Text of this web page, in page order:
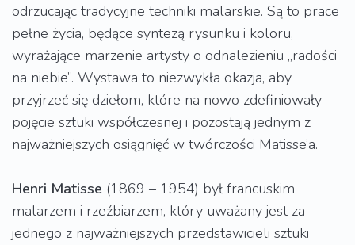
odrzucając tradycyjne techniki malarskie. Są to prace
pełne życia, będące syntezą rysunku i koloru,
wyrażające marzenie artysty o odnalezieniu „radości
na niebie”. Wystawa to niezwykła okazja, aby
przyjrzeć się dziełom, które na nowo zdefiniowały
pojęcie sztuki współczesnej i pozostają jednym z
najważniejszych osiągnięć w twórczości Matisse’a.
Henri Matisse (1869 – 1954) był francuskim
malarzem i rzeźbiarzem, który uważany jest za
jednego z najważniejszych przedstawicieli sztuki